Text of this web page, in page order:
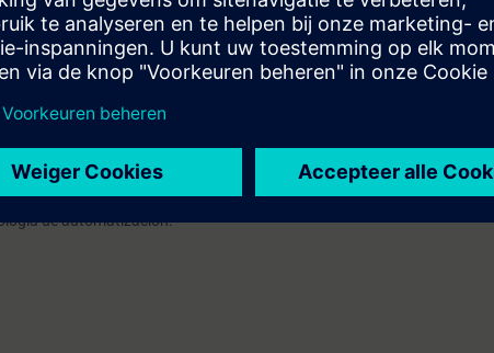
(TIA Portal), es un sistema de ingeniería que reúne las
entorno de desarrollo con SIMATIC STEP7 y SIMATIC WinCC. En
conocimientos básicos sobre la estructura de los sistemas de
de hardware, programación estándar de PLC,
de automatización.